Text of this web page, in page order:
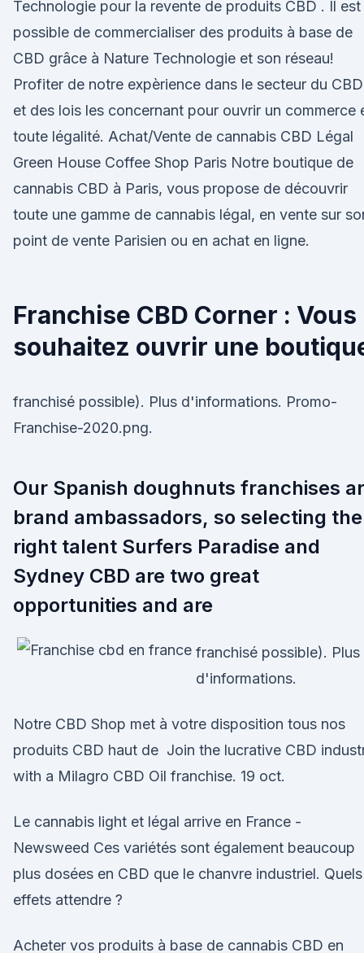
Technologie pour la revente de produits CBD . Il est
possible de commercialiser des produits à base de
CBD grâce à Nature Technologie et son réseau!
Profiter de notre expèrience dans le secteur du CBD
et des lois les concernant pour ouvrir un commerce
toute légalité. Achat/Vente de cannabis CBD Légal
Green House Coffee Shop Paris Notre boutique de
cannabis CBD à Paris, vous propose de découvrir
toute une gamme de cannabis légal, en vente sur
point de vente Parisien ou en achat en ligne.
Franchise CBD Corner : Vous
souhaitez ouvrir une
franchisé possible). Plus d'informations. Promo-
Franchise-2020.png.
Our Spanish doughnuts franchises
brand ambassadors, so selecting the
right talent Surfers Paradise and
Sydney CBD are two great
opportunities and are
franchisé possible). Plus
d'informations.
Notre CBD Shop met à votre disposition tous nos
produits CBD haut de Join the lucrative CBD
with a Milagro CBD Oil franchise. 19 oct.
Le cannabis light et légal arrive en France -
Newsweed Ces variétés sont également beaucoup
plus dosées en CBD que le chanvre industriel. Quels
effets attendre ?
Acheter vos produits à base de cannabis CBD en